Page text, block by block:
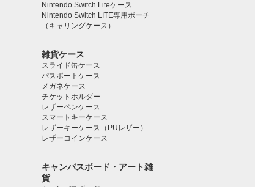
Nintendo Switch Liteケース
Nintendo Switch LITE専用ポーチ
（キャリングケース）
雑貨ケース
スライド缶ケース
パスポートケース
メガネケース
チケットホルダー
レザーペンケース
スマートキーケース
レザーキーケース（PUレザー）
レザーコインケース
キャンバスボード・アート雑
貨